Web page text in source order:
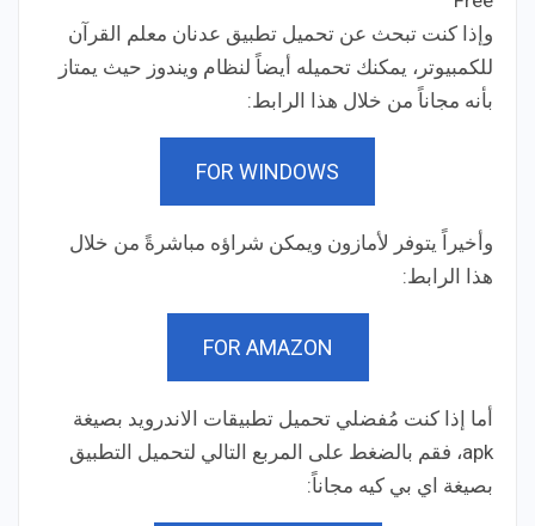
وإذا كنت تبحث عن تحميل تطبيق عدنان معلم القرآن
للكمبيوتر، يمكنك تحميله أيضاً لنظام ويندوز حيث يمتاز
بأنه مجاناً من خلال هذا الرابط:
FOR WINDOWS
وأخيراً يتوفر لأمازون ويمكن شراؤه مباشرةً من خلال
هذا الرابط:
FOR AMAZON
أما إذا كنت مُفضلي تحميل تطبيقات الاندرويد بصيغة
apk، فقم بالضغط على المربع التالي لتحميل التطبيق
بصيغة اي بي كيه مجاناً: